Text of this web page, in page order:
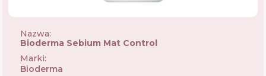
Nazwa:
Bioderma Sebium Mat Control
Marki:
Bioderma